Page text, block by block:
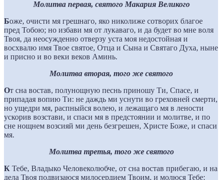
Молитва первая, святого Макария Великого
Боже, очисти мя грешнаго, яко николиже сотворих благое
пред Тобою; но избави мя от лукаваго, и да будет во мне воля
Твоя, да неосужденно отверзу уста моя недостойная и
восхвалю имя Твое святое, Отца и Сына и Святаго Духа, ныне
и присно и во веки веков Аминь.
Молитва вторая, того же святого
От сна востав, полунощную песнь приношу Ти, Спасе, и
припадая вопию Ти: не даждь ми уснути во греховней смерти,
но ущедри мя, распныйся волею, и лежащаго мя в лености
ускорив возстави, и спаси мя в предстоянии и молитве, и по
сне нощнем возсияй ми день безгрешен, Христе Боже, и спаси
мя.
Молитва третья, того же святого
К Тебе, Владыко Человеколюбче, от сна востав прибегаю, и на
дела Твоя подвизаюся милосердием Твоим, и молюся Тебе: